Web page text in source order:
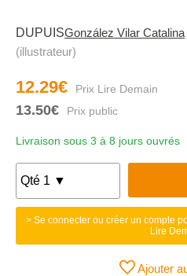
DUPUISGonzález Vilar Catalina
(illustrateur)
12.29€
13.50€
Livraison sous 3 à 8 jours ouvrés
> Se connecter ou créer un compte
Lire
Ajouter